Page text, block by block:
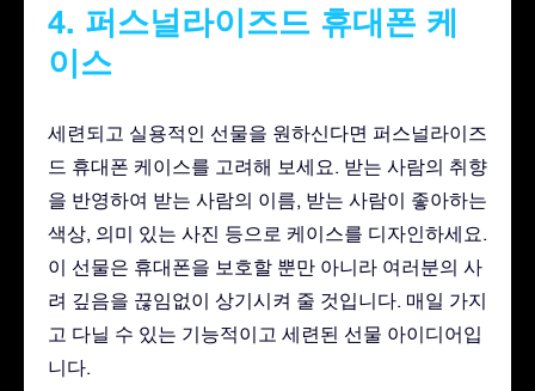
4. 퍼스널라이즈드 휴대폰 케
이스
세련되고 실용적인 선물을 원하신다면 퍼스널라이즈
드 휴대폰 케이스를 고려해 보세요. 받는 사람의 취향
을 반영하여 받는 사람의 이름, 받는 사람이 좋아하는
색상, 의미 있는 사진 등으로 케이스를 디자인하세요.
이 선물은 휴대폰을 보호할 뿐만 아니라 여러분의 사
려 깊음을 끊임없이 상기시켜 줄 것입니다. 매일 가지
고 다닐 수 있는 기능적이고 세련된 선물 아이디어입
니다.